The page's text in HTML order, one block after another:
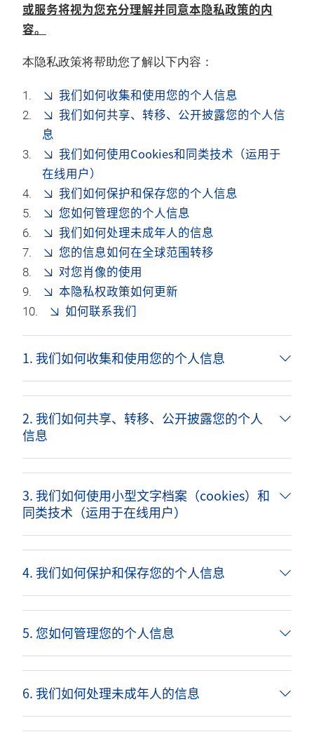
或服务将视为您充分理解并同意本隐私政策的内
容。
本隐私政策将帮助您了解以下内容：
我们如何收集和使用您的个人信息
我们如何共享、转移、公开披露您的个人信
息
我们如何使用Cookies和同类技术（运用于
在线用户）
我们如何保护和保存您的个人信息
您如何管理您的个人信息
我们如何处理未成年人的信息
您的信息如何在全球范围转移
对您肖像的使用
本隐私权政策如何更新
如何联系我们
1. 我们如何收集和使用您的个人信息
2. 我们如何共享、转移、公开披露您的个人
信息
3. 我们如何使用小型文字档案（cookies）和
同类技术（运用于在线用户）
4. 我们如何保护和保存您的个人信息
5. 您如何管理您的个人信息
6. 我们如何处理未成年人的信息